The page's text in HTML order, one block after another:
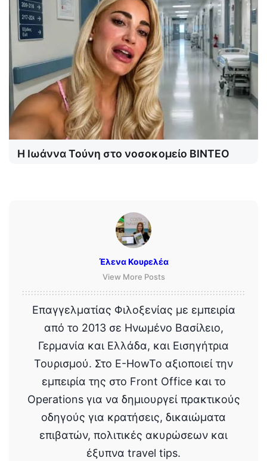
Η Ιωάννα Τούνη στο νοσοκομείο ΒΙΝΤΕΟ
Έλενα Κουρελέα
View More Posts
Επαγγελματίας Φιλοξενίας με εμπειρία
από το 2013 σε Ηνωμένο Βασίλειο,
Γερμανία και Ελλάδα, και Εισηγήτρια
Τουρισμού. Στο E-HowTo αξιοποιεί την
εμπειρία της στο Front Office και το
Operations για να δημιουργεί πρακτικούς
οδηγούς για κρατήσεις, δικαιώματα
επιβατών, πολιτικές ακυρώσεων και
έξυπνα travel tips.